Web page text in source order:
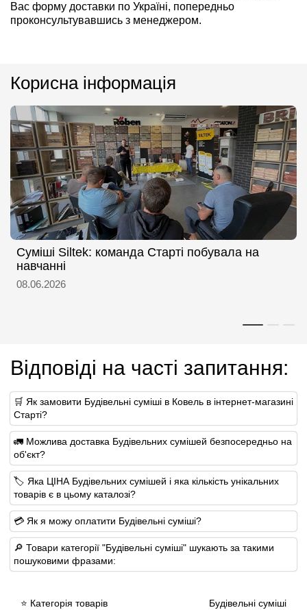
Вас форму доставки по Україні, попередньо
проконсультувавшись з менеджером.
Корисна інформація
Суміші Siltek: команда Старті побувала на
навчанні
08.06.2026
Відповіді на часті запитання:
🛒 Як замовити Будівельні суміші в Ковель в інтернет-магазині
Старті?
🚛 Можлива доставка Будівельних сумішей безпосередньо на
об'єкт?
🏷 Яка ЦІНА Будівельних сумішей і яка кількість унікальних
товарів є в цьому каталозі?
💳 Як я можу оплатити Будівельні суміші?
🔎 Товари категорії "Будівельні суміші" шукають за такими
пошуковими фразами:
⭐ Категорія товарів Будівельні суміші